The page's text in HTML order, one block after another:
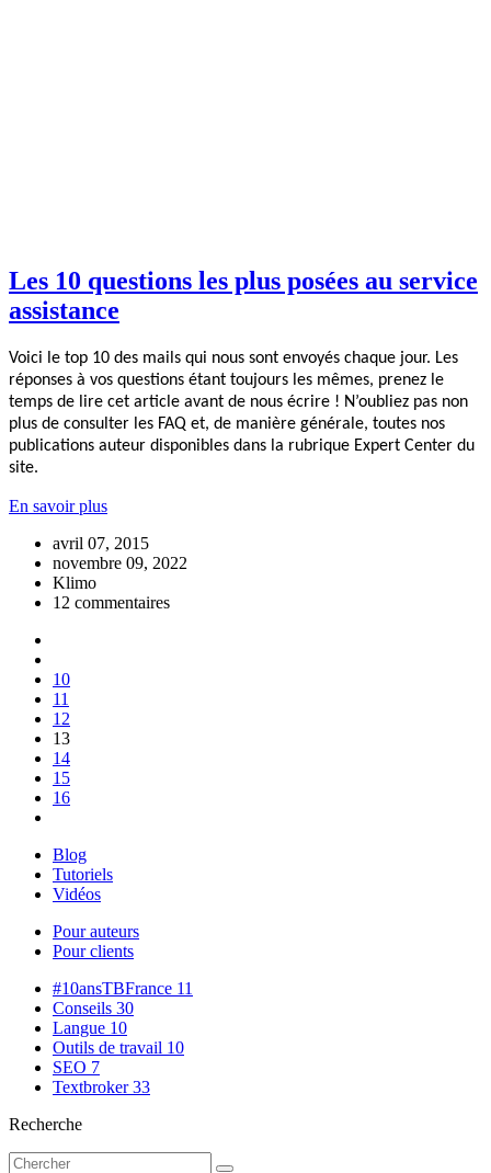
Les 10 questions les plus posées au service
assistance
Voici le top 10 des mails qui nous sont envoyés chaque jour. Les
réponses à vos questions étant toujours les mêmes, prenez le
temps de lire cet article avant de nous écrire ! N’oubliez pas non
plus de consulter les FAQ et, de manière générale, toutes nos
publications auteur disponibles dans la rubrique Expert Center du
site.
En savoir plus
avril 07, 2015
novembre 09, 2022
Klimo
12 commentaires
10
11
12
13
14
15
16
Blog
Tutoriels
Vidéos
Pour auteurs
Pour clients
#10ansTBFrance 11
Conseils 30
Langue 10
Outils de travail 10
SEO 7
Textbroker33
Recherche